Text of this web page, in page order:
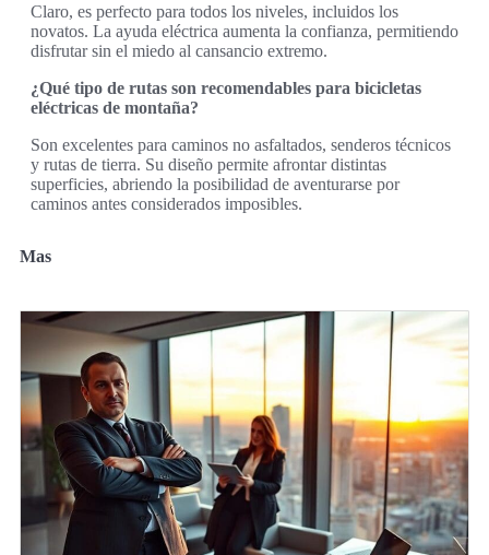
Claro, es perfecto para todos los niveles, incluidos los
novatos. La ayuda eléctrica aumenta la confianza, permitiendo
disfrutar sin el miedo al cansancio extremo.
¿Qué tipo de rutas son recomendables para bicicletas
eléctricas de montaña?
Son excelentes para caminos no asfaltados, senderos técnicos
y rutas de tierra. Su diseño permite afrontar distintas
superficies, abriendo la posibilidad de aventurarse por
caminos antes considerados imposibles.
Mas